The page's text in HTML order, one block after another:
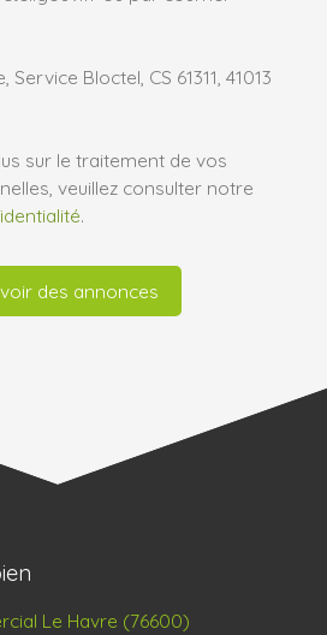
Bloctel, CS 61311, 41013
sur le traitement de vos
veuillez consulter notre
.
des annonces
Le Havre (76600)